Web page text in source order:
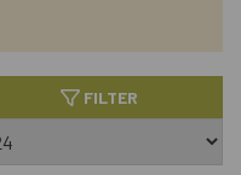
FILTER